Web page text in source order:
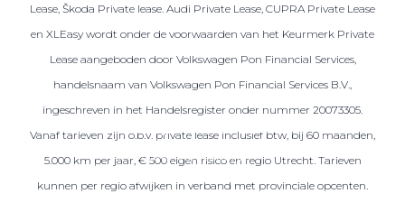
Zakelijke Lease acties
Profiteer van zakelijk
voordeel
Lease, Škoda Private lease. Audi Private Lease, CUPRA Private Lease
en XLEasy wordt onder de voorwaarden van het Keurmerk Private
Lease aangeboden door Volkswagen Pon Financial Services,
handelsnaam van Volkswagen Pon Financial Services B.V.,
ingeschreven in het Handelsregister onder nummer 20073305.
Vanaf tarieven zijn o.b.v. private lease inclusief btw, bij 60 maanden,
5.000 km per jaar, € 500 eigen risico en regio Utrecht. Tarieven
kunnen per regio afwijken in verband met provinciale opcenten.